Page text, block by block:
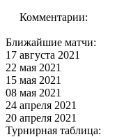
Комментарии:
Ближайшие матчи:
17 августа 2021
22 мая 2021
15 мая 2021
08 мая 2021
24 апреля 2021
20 апреля 2021
Турнирная таблица: